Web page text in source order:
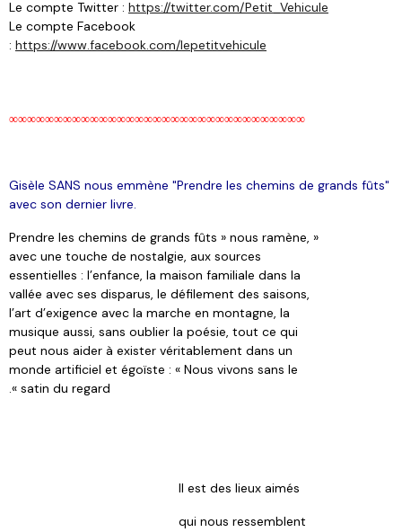
Le compte Twitter : https://twitter.com/Petit_Vehicule
Le compte Facebook
: https://www.facebook.com/lepetitvehicule
∞∞∞∞∞∞∞∞∞∞∞∞∞∞∞∞∞∞∞∞∞∞∞∞∞∞∞∞∞∞∞∞∞
Gisèle SANS nous emmène "Prendre les chemins de grands fûts"
avec son dernier livre.
« Prendre les chemins de grands fûts » nous ramène,
avec une touche de nostalgie, aux sources
essentielles : l’enfance, la maison familiale dans la
vallée avec ses disparus, le défilement des saisons,
l’art d’exigence avec la marche en montagne, la
musique aussi, sans oublier la poésie, tout ce qui
peut nous aider à exister véritablement dans un
monde artificiel et égoïste : « Nous vivons sans le
satin du regard ».
Il est des lieux aimés
qui nous ressemblent